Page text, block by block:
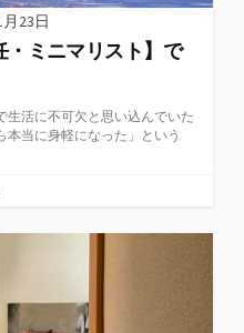
23日
・ミニマリスト】で
生活に不可欠と思い込んでいた
当に身軽になった」という